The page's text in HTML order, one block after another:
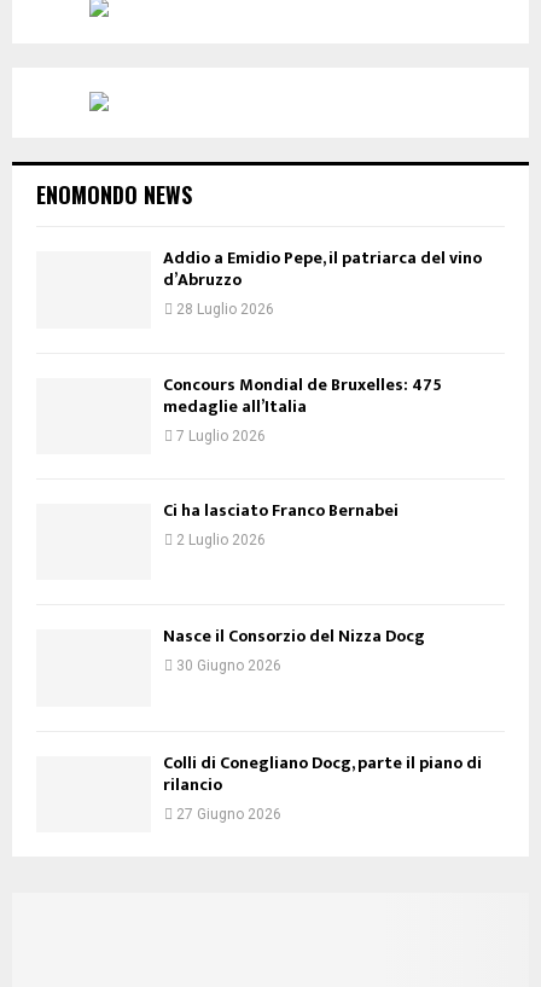
ENOMONDO NEWS
Addio a Emidio Pepe, il patriarca del vino
d’Abruzzo
28 Luglio 2026
Concours Mondial de Bruxelles: 475
medaglie all’Italia
7 Luglio 2026
Ci ha lasciato Franco Bernabei
2 Luglio 2026
Nasce il Consorzio del Nizza Docg
30 Giugno 2026
Colli di Conegliano Docg, parte il piano di
rilancio
27 Giugno 2026